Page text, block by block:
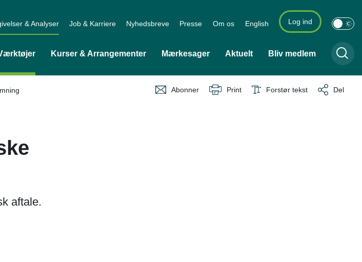
& Analyser Job & Karriere Nyhedsbreve Presse Om os English Log ind
Kurser & Arrangementer Mærkesager Aktuelt Bliv medlem
Abonner Print Forstør tekst Del
aftale.